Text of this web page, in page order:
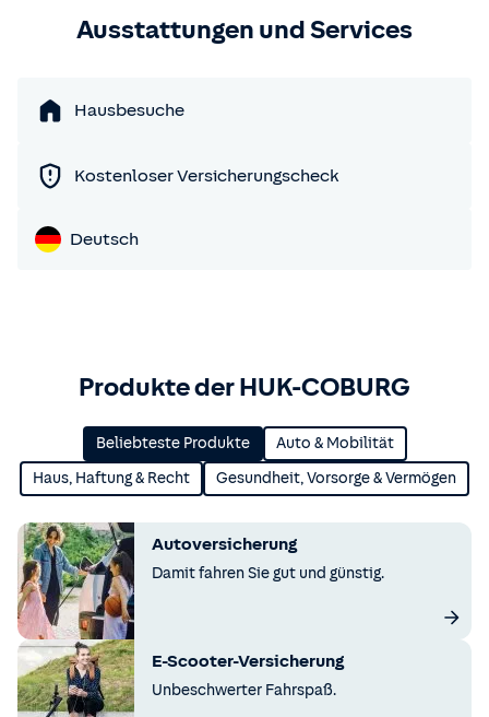
Ausstattungen und Services
Hausbesuche
Kostenloser Versicherungscheck
Deutsch
Produkte der HUK-COBURG
Beliebteste Produkte Auto & Mobilität
Haus, Haftung & Recht Gesundheit, Vorsorge & Vermögen
Autoversicherung
Damit fahren Sie gut und günstig.
E-Scooter-Versicherung
Unbeschwerter Fahrspaß.